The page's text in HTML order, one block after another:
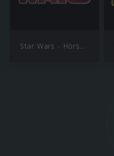
Star Wars - Hörspiele